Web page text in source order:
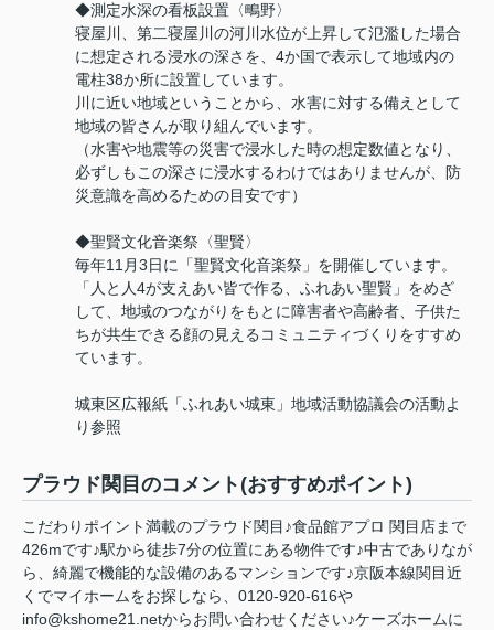
◆測定水深の看板設置〈鴫野〉
寝屋川、第二寝屋川の河川水位が上昇して氾濫した場合
に想定される浸水の深さを、4か国で表示して地域内の
電柱38か所に設置しています。
川に近い地域ということから、水害に対する備えとして
地域の皆さんが取り組んでいます。
（水害や地震等の災害で浸水した時の想定数値となり、
必ずしもこの深さに浸水するわけではありませんが、防
災意識を高めるための目安です）
◆聖賢文化音楽祭〈聖賢〉
毎年11月3日に「聖賢文化音楽祭」を開催しています。
「人と人4が支えあい皆で作る、ふれあい聖賢」をめざ
して、地域のつながりをもとに障害者や高齢者、子供た
ちが共生できる顔の見えるコミュニティづくりをすすめ
ています。
城東区広報紙「ふれあい城東」地域活動協議会の活動よ
り参照
プラウド関目のコメント(おすすめポイント)
こだわりポイント満載のプラウド関目♪食品館アプロ 関目店まで
426mです♪駅から徒歩7分の位置にある物件です♪中古でありなが
ら、綺麗で機能的な設備のあるマンションです♪京阪本線関目近
くでマイホームをお探しなら、0120-920-616や
info@kshome21.netからお問い合わせください♪ケーズホームに